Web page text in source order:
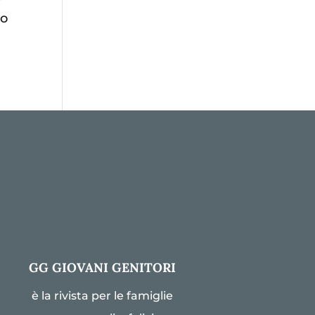
GG GIOVANI GENITORI
è la rivista per le famiglie